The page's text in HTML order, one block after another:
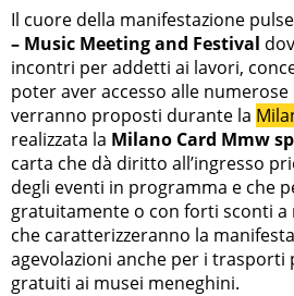
Il cuore della manifestazione
– Music Meeting and Festival
incontri per addetti ai lavori,
poter aver accesso alle
verranno proposti durante la
realizzata la Milano Card Mmw
carta che dà diritto all’ingresso
degli eventi in programma e che
gratuitamente o con forti sconti
che caratterizzeranno la
agevolazioni anche per i trasporti
gratuiti ai musei meneghini.